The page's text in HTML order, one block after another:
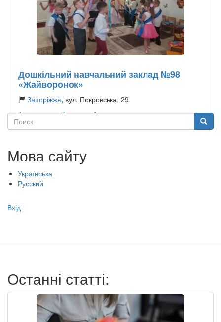
Дошкільний навчальний заклад №98
«Жайворонок»
Запоріжжя, вул. Покровська, 29
Тип садочку:Державний
Поиск Поиск
Мова сайту
Українська
Русский
Меню
записи
Вхід
Останні статті: